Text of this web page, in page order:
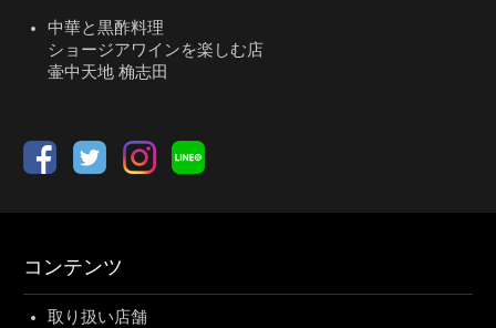
中華と黒酢料理
ショージアワインを楽しむ店
壷中天地 桷志田
コンテンツ
取り扱い店舗